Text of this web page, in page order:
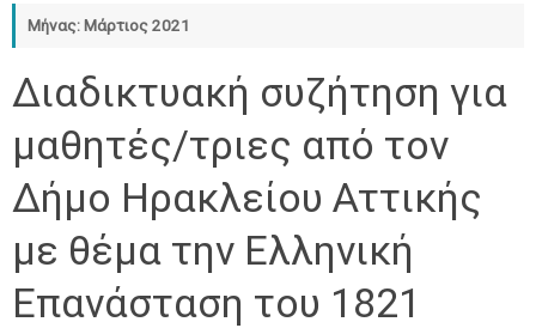
Μήνας: Μάρτιος 2021
Διαδικτυακή συζήτηση για
μαθητές/τριες από τον
Δήμο Ηρακλείου Αττικής
με θέμα την Ελληνική
Επανάσταση του 1821